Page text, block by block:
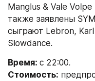
Manglus & Vale
также заявлены
сыграют Lebron,
Slowdance.
Время: с 22:00.
Стоимость: